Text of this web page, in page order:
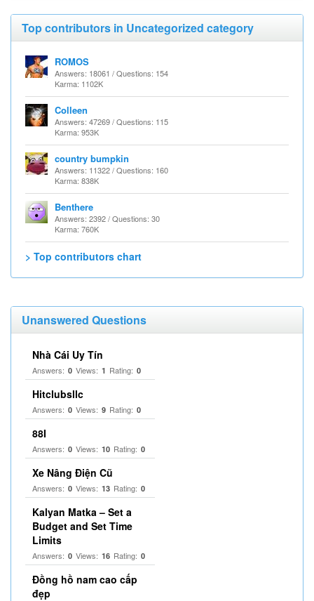
Top contributors in Uncategorized category
ROMOS
Answers: 18061 / Questions: 154
Karma: 1102K
Colleen
Answers: 47269 / Questions: 115
Karma: 953K
country bumpkin
Answers: 11322 / Questions: 160
Karma: 838K
Benthere
Answers: 2392 / Questions: 30
Karma: 760K
> Top contributors chart
Unanswered Questions
Nhà Cái Uy Tín
Answers: 0 Views: 1 Rating: 0
Hitclubsllc
Answers: 0 Views: 9 Rating: 0
88I
Answers: 0 Views: 10 Rating: 0
Xe Nâng Điện Cũ
Answers: 0 Views: 13 Rating: 0
Kalyan Matka – Set a
Budget and Set Time
Limits
Answers: 0 Views: 16 Rating: 0
Đồng hồ nam cao cấp
đẹp